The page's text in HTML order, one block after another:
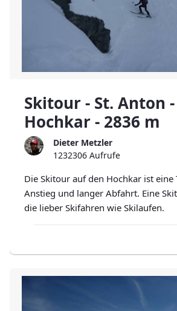
Skitour - St. Anton -
Hochkar - 2836 m
Dieter Metzler
1232306 Aufrufe
Die Skitour auf den Hochkar ist
Anstieg und langer Abfahrt. Eine
die lieber Skifahren wie Skilaufen.